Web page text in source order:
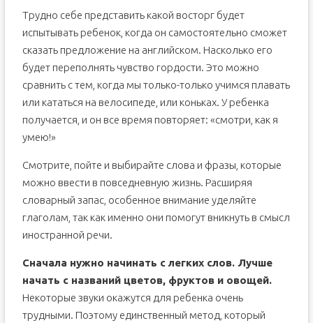
Трудно себе представить какой восторг будет
испытывать ребенок, когда он самостоятельно сможет
сказать предложение на английском. Насколько его
будет переполнять чувство гордости. Это можно
сравнить с тем, когда мы только-только учимся плавать
или кататься на велосипеде, или коньках. У ребенка
получается, и он все время повторяет: «смотри, как я
умею!»
Смотрите, пойте и выбирайте слова и фразы, которые
можно ввести в повседневную жизнь. Расширяя
словарный запас, особенное внимание уделяйте
глаголам, так как именно они помогут вникнуть в смысл
иностранной речи.
Сначала нужно начинать с легких слов. Лучше
начать с названий цветов, фруктов и овощей.
Некоторые звуки окажутся для ребенка очень
трудными. Поэтому единственный метод, который